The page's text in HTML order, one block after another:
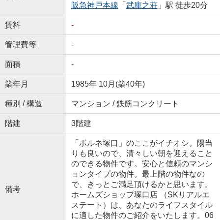
阪急神戸本線 「 武庫之荘」駅 徒歩20分
賃料 -
管理費等 -
面積 -
築年月 1985年 10月(築40年)
種別 / 構造 マンション / 鉄筋コンクリート
階建 3階建
備考
「ボルネ塚口」のここがイチオシ。陽当
りも良いので、清々しい朝を迎えること
のできる物件です。安心と信頼のマンシ
ョンタイプの物件。最上階の物件なの
で、きっとご満足頂けるかと思います。
ホームズショップ塚口店 （SKリアルエ
ステート）は、あなたのライフスタイル
に適した物件のご紹介をいたします。06